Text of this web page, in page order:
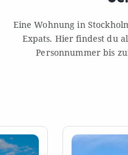
Eine Wohnung in
Expats. Hier findest du
Personnummer bis